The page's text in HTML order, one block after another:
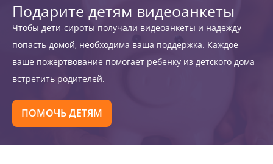
Подарите детям видеоанкеты
Чтобы дети-сироты получали видеоанкеты и надежду
попасть домой, необходима ваша поддержка. Каждое
ваше пожертвование помогает ребенку из детского дома
встретить родителей.
ПОМОЧЬ ДЕТЯМ